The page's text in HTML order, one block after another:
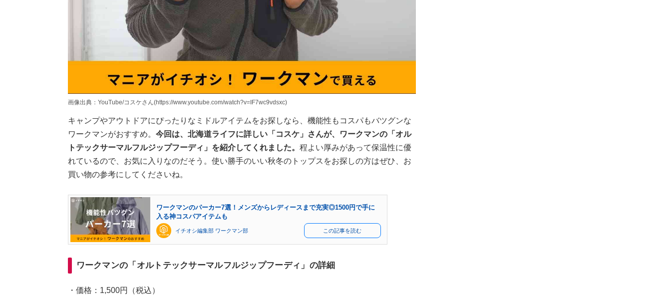
画像出典：YouTube/コスケさん(https://www.youtube.com/watch?v=IF7wc9vdsxc)
キャンプやアウトドアにぴったりなミドルアイテムをお探しなら、機能性もコスパもバツグンな
ワークマンがおすすめ。 今回は、北海道ライフに詳しい「コスケ」さんが、ワークマンの「オル
トテックサーマルフルジップフーディ」を紹介してくれました。 程よい厚みがあって保温性に優
れているので、お気に入りなのだそう。使い勝手のいい秋冬のトップスをお探しの方はぜひ、お
買い物の参考にしてくださいね。
ワークマンのパーカー7選！メンズからレディースまで充実◎1500円で手に
入る神コスパアイテムも
イチオシ編集部 ワークマン部 この記事を読む
ワークマンの「オルトテックサーマルフルジップフーディ」の詳細
・価格：1,500円（税込）